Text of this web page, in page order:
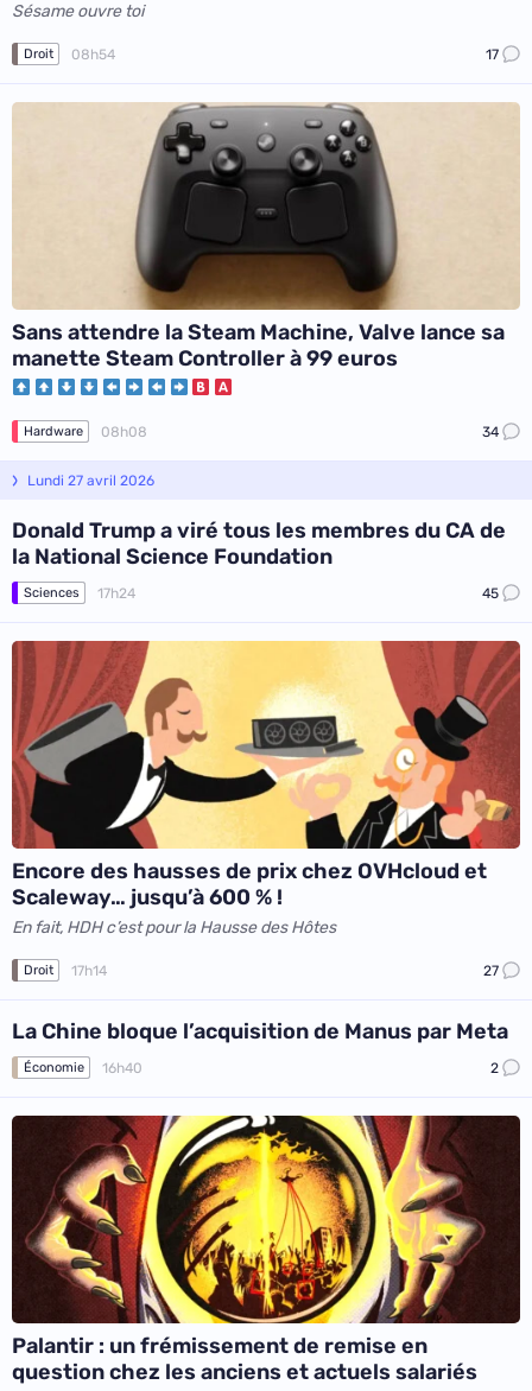
Sésame ouvre toi
Droit 08h54 17
Sans attendre la Steam Machine, Valve lance sa
manette Steam Controller à 99 euros
Hardware 08h08 34
Lundi 27 avril 2026
Donald Trump a viré tous les membres du CA de
la National Science Foundation
Sciences 17h24 45
Encore des hausses de prix chez OVHcloud et
Scaleway… jusqu’à 600 % !
En fait, HDH c’est pour la Hausse des Hôtes
Droit 17h14 27
La Chine bloque l’acquisition de Manus par Meta
Économie 16h40 2
Palantir : un frémissement de remise en
question chez les anciens et actuels salariés